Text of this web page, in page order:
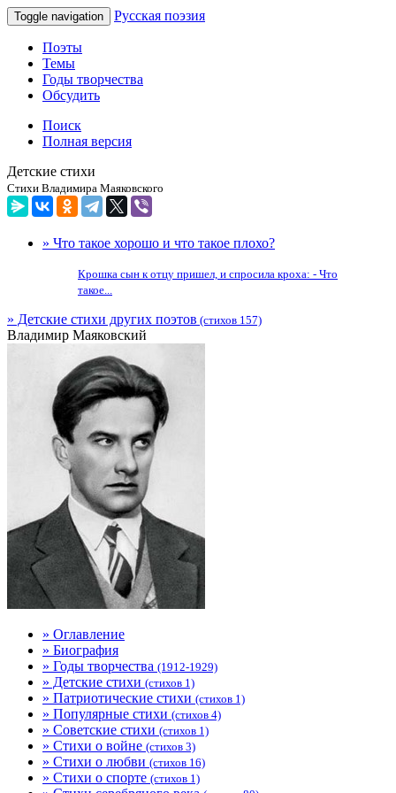
Toggle navigation Русская поэзия
Поэты
Темы
Годы творчества
Обсудить
Поиск
Полная версия
Детские стихи
Стихи Владимира Маяковского
» Что такое хорошо и что такое плохо?
Крошка сын к отцу пришел, и спросила кроха: - Что
такое...
» Детские стихи других поэтов (стихов 157)
Владимир Маяковский
» Оглавление
» Биография
» Годы творчества (1912-1929)
» Детские стихи (стихов 1)
» Патриотические стихи (стихов 1)
» Популярные стихи (стихов 4)
» Советские стихи (стихов 1)
» Стихи о войне (стихов 3)
» Стихи о любви (стихов 16)
» Стихи о спорте (стихов 1)